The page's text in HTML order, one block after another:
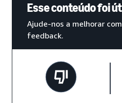
Esse conteúdo foi
Ajude-nos a melhorar
feedback.